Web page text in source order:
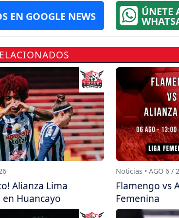
EN GOOGLE NEWS ÚNETE
Alianza Lima
Huancayo
Noticias • AGO 6 /
Flamengo vs
Femenina